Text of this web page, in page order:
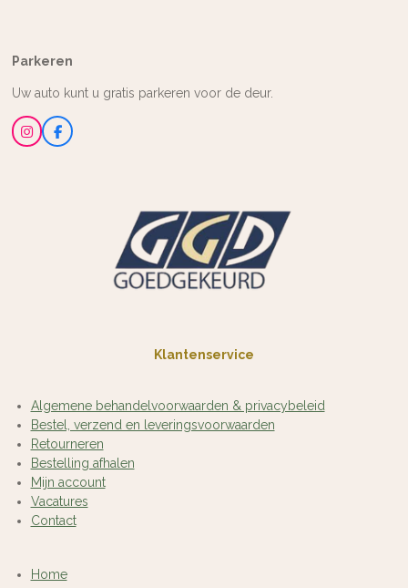
Parkeren
Uw auto kunt u gratis parkeren voor de deur.
I
n
F
a
Klantenservice
Algemene behandelvoorwaarden & privacybeleid
Bestel, verzend en leveringsvoorwaarden
Retourneren
Bestelling afhalen
Mijn account
Vacatures
Contact
Home